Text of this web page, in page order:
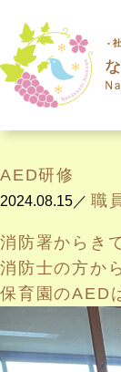
AED研修
2024.08.15／ 職
消防署からき
消防士の方か
保育園のAED